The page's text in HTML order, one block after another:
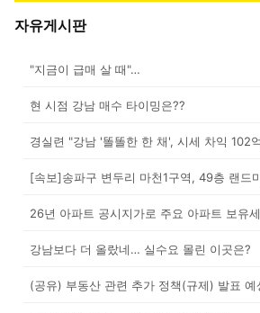
자유게시판
"지금이 급매 살 때"…
현 시점 강남 매수 타이밍은??
경실련 "강남 '똘똘한 한 채', 시세 차익 102
[속보]송파구 변두리 마천1구역, 49층 랜드
26년 아파트 공시지가로 주요 아파트 보유
강남보다 더 올랐네… 실수요 몰린 이곳은?
(공유) 부동산 관련 추가 정책(규제) 발표 예